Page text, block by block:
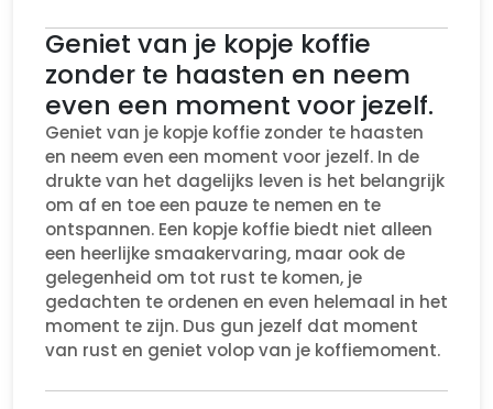
Geniet van je kopje koffie
zonder te haasten en neem
even een moment voor jezelf.
Geniet van je kopje koffie zonder te haasten
en neem even een moment voor jezelf. In de
drukte van het dagelijks leven is het belangrijk
om af en toe een pauze te nemen en te
ontspannen. Een kopje koffie biedt niet alleen
een heerlijke smaakervaring, maar ook de
gelegenheid om tot rust te komen, je
gedachten te ordenen en even helemaal in het
moment te zijn. Dus gun jezelf dat moment
van rust en geniet volop van je koffiemoment.